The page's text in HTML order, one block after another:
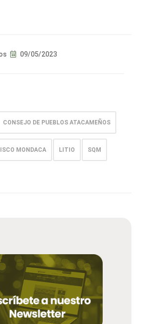
09/05/2023
CONSEJO DE PUEBLOS ATACAMEÑOS
MONDACA LITIO SQM